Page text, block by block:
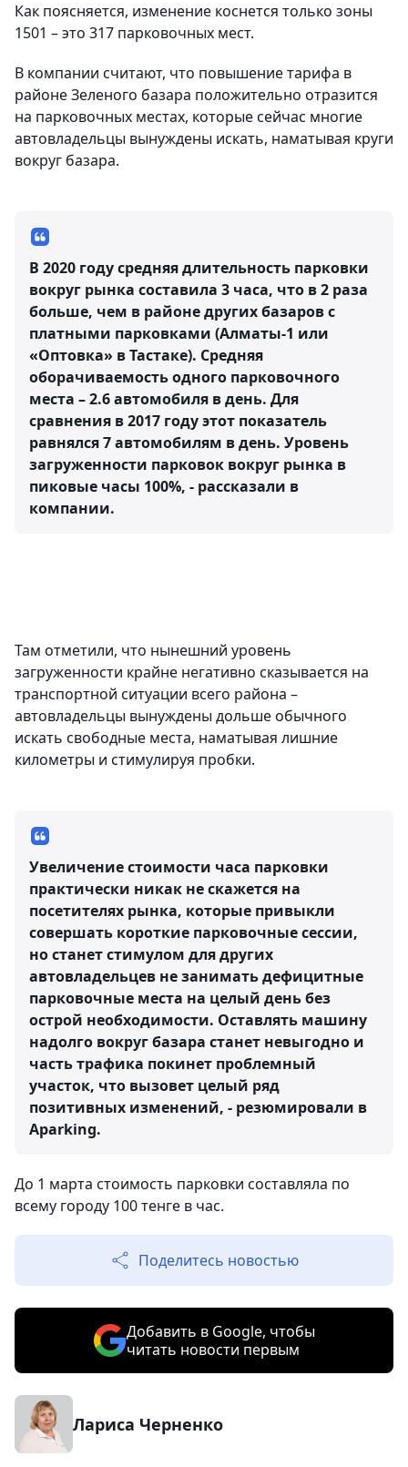
Как поясняется, изменение коснется только зоны
1501 – это 317 парковочных мест.
В компании считают, что повышение тарифа в
районе Зеленого базара положительно отразится
на парковочных местах, которые сейчас многие
автовладельцы вынуждены искать, наматывая круги
вокруг базара.
В 2020 году средняя длительность парковки
вокруг рынка составила 3 часа, что в 2 раза
больше, чем в районе других базаров с
платными парковками (Алматы-1 или
«Оптовка» в Тастаке). Средняя
оборачиваемость одного парковочного
места – 2.6 автомобиля в день. Для
сравнения в 2017 году этот показатель
равнялся 7 автомобилям в день. Уровень
загруженности парковок вокруг рынка в
пиковые часы 100%, - рассказали в
компании.
Там отметили, что нынешний уровень
загруженности крайне негативно сказывается на
транспортной ситуации всего района –
автовладельцы вынуждены дольше обычного
искать свободные места, наматывая лишние
километры и стимулируя пробки.
Увеличение стоимости часа парковки
практически никак не скажется на
посетителях рынка, которые привыкли
совершать короткие парковочные сессии,
но станет стимулом для других
автовладельцев не занимать дефицитные
парковочные места на целый день без
острой необходимости. Оставлять машину
надолго вокруг базара станет невыгодно и
часть трафика покинет проблемный
участок, что вызовет целый ряд
позитивных изменений, - резюмировали в
Aparking.
До 1 марта стоимость парковки составляла по
всему городу 100 тенге в час.
Поделитесь новостью
Добавить в Google, чтобы
читать новости первым
Лариса Черненко